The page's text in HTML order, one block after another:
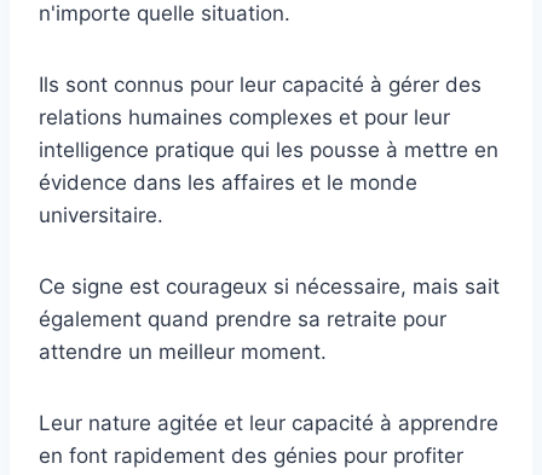
n'importe quelle situation.
Ils sont connus pour leur capacité à gérer des
relations humaines complexes et pour leur
intelligence pratique qui les pousse à mettre en
évidence dans les affaires et le monde
universitaire.
Ce signe est courageux si nécessaire, mais sait
également quand prendre sa retraite pour
attendre un meilleur moment.
Leur nature agitée et leur capacité à apprendre
en font rapidement des génies pour profiter